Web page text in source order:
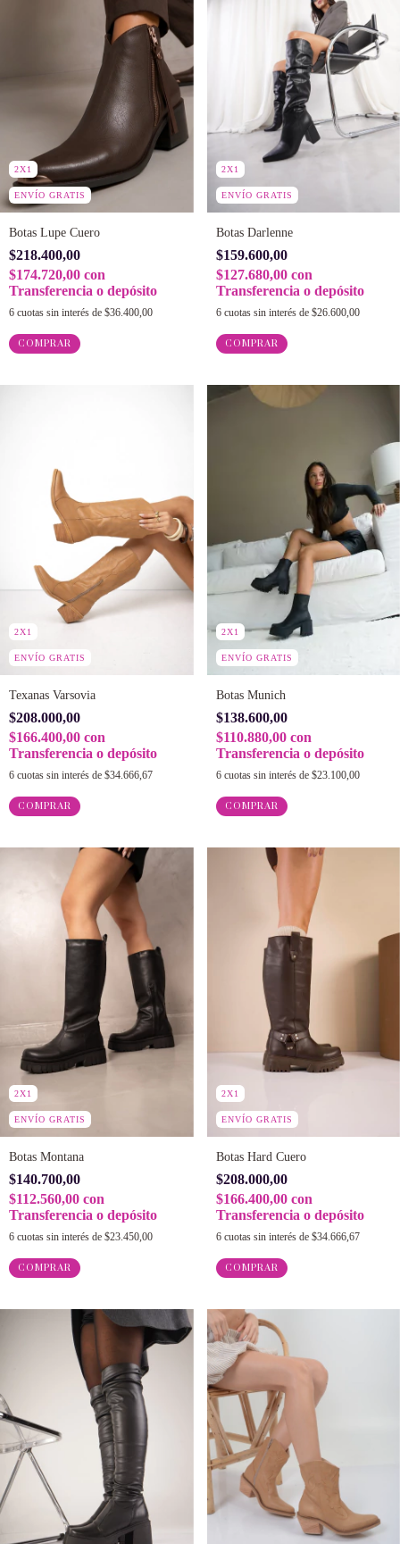
2X1
ENVÍO GRATIS
Botas Lupe Cuero
$218.400,00
$174.720,00 con
Transferencia o depósito
6 cuotas sin interés de $36.400,00
COMPRAR
2X1
ENVÍO GRATIS
Botas Darlenne
$159.600,00
$127.680,00 con
Transferencia o depósito
6 cuotas sin interés de $26.600,00
COMPRAR
2X1
ENVÍO GRATIS
Texanas Varsovia
$208.000,00
$166.400,00 con
Transferencia o depósito
6 cuotas sin interés de $34.666,67
COMPRAR
2X1
ENVÍO GRATIS
Botas Munich
$138.600,00
$110.880,00 con
Transferencia o depósito
6 cuotas sin interés de $23.100,00
COMPRAR
2X1
ENVÍO GRATIS
Botas Montana
$140.700,00
$112.560,00 con
Transferencia o depósito
6 cuotas sin interés de $23.450,00
COMPRAR
2X1
ENVÍO GRATIS
Botas Hard Cuero
$208.000,00
$166.400,00 con
Transferencia o depósito
6 cuotas sin interés de $34.666,67
COMPRAR